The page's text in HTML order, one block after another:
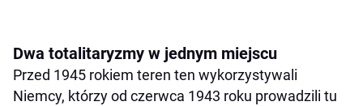
Dwa totalitaryzmy w jednym miejscu
Przed 1945 rokiem teren ten wykorzystywali
Niemcy, którzy od czerwca 1943 roku prowadzili tu